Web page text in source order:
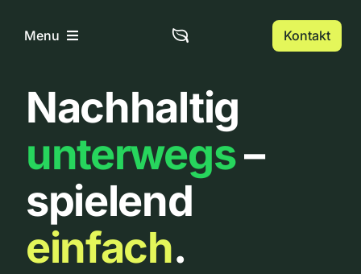
InhaltMenu
Home
Über uns
Urbanlist
Kontakt
Nachhaltig
unterwegs–
spielend
einfach.